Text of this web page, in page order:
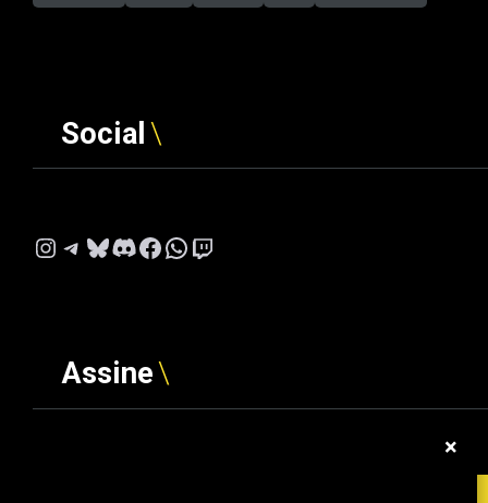
Social
Instagram
Telegram
Bluesky
Discord
Facebook
WhatsApp
Twitch
Assine
×